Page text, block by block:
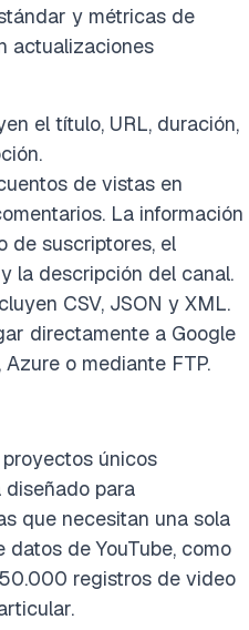
y métricas de
actualizaciones
el título, URL, duración,
de vistas en
La información
de suscriptores, el
la descripción del canal.
CSV, JSON y XML.
directamente a Google
o mediante FTP.
únicos
para
que necesitan una sola
de YouTube, como
registros de video